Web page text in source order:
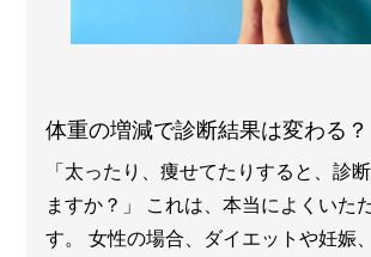
体重の増減で診断結果は変わる？
「太ったり、痩せてたりすると、診
ますか？」 これは、本当によくいた
す。 女性の場合、ダイエットや妊娠